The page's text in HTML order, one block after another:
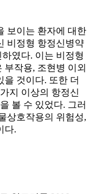
보이는 환자에 대한
비정형 항정신병약
였다. 이는 비정형
작용, 조현병 이외
을 것이다. 또한 더
지 이상의 항정신
볼 수 있었다. 그러
상호작용의 위험성,
다.